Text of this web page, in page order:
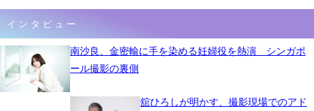
インタビュー
南沙良、金密輸に手を染める妊婦役を熱演 シンガポ
ール撮影の裏側
舘ひろしが明かす、撮影現場でのアド